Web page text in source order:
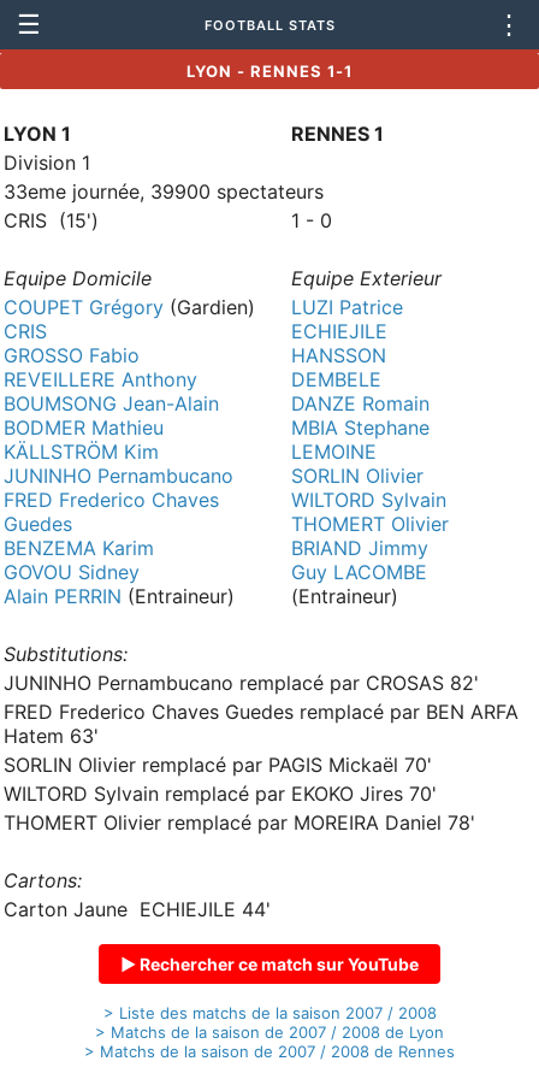
☰ FOOTBALL STATS ⋮
LYON - RENNES 1-1
LYON 1
RENNES 1
Division 1
33eme journée, 39900 spectateurs
CRIS (15')
1 - 0
Equipe Domicile
Equipe Exterieur
COUPET Grégory (Gardien)
CRIS
GROSSO Fabio
REVEILLERE Anthony
BOUMSONG Jean-Alain
BODMER Mathieu
KÄLLSTRÖM Kim
JUNINHO Pernambucano
FRED Frederico Chaves
Guedes
BENZEMA Karim
GOVOU Sidney
Alain PERRIN (Entraineur)
LUZI Patrice
ECHIEJILE
HANSSON
DEMBELE
DANZE Romain
MBIA Stephane
LEMOINE
SORLIN Olivier
WILTORD Sylvain
THOMERT Olivier
BRIAND Jimmy
Guy LACOMBE
(Entraineur)
Substitutions:
JUNINHO Pernambucano remplacé par CROSAS 82'
FRED Frederico Chaves Guedes remplacé par BEN ARFA
Hatem 63'
SORLIN Olivier remplacé par PAGIS Mickaël 70'
WILTORD Sylvain remplacé par EKOKO Jires 70'
THOMERT Olivier remplacé par MOREIRA Daniel 78'
Cartons:
Carton Jaune ECHIEJILE 44'
▶ Rechercher ce match sur YouTube
> Liste des matchs de la saison 2007 / 2008
> Matchs de la saison de 2007 / 2008 de Lyon
> Matchs de la saison de 2007 / 2008 de Rennes